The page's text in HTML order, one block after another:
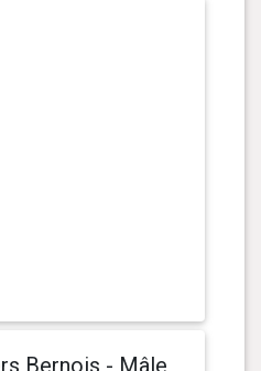
Bernois - Mâle